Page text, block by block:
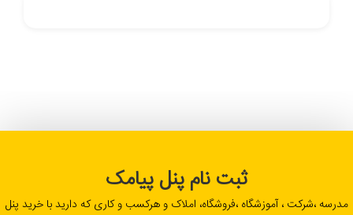
ثبت نام پنل پیامک
مدرسه ،شرکت ، آموزشگاه ،فروشگاه، املاک و هرکسب و کاری که دارید با خرید پنل